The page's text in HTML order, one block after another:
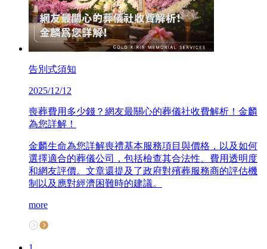
告別式須知
2025/12/12
喪葬費用多少錢？網友最關心的葬儀社收費解析！金麟
為您詳解！
金麟生命為您詳解喪禮基本服務項目與價格，以及如何
選擇適合的葬儀公司，包括檢查其合法性、費用透明度
和網友評價。文章還提及了政府對殯葬服務商的評估機
制以及應對經濟困難時的建議。
more